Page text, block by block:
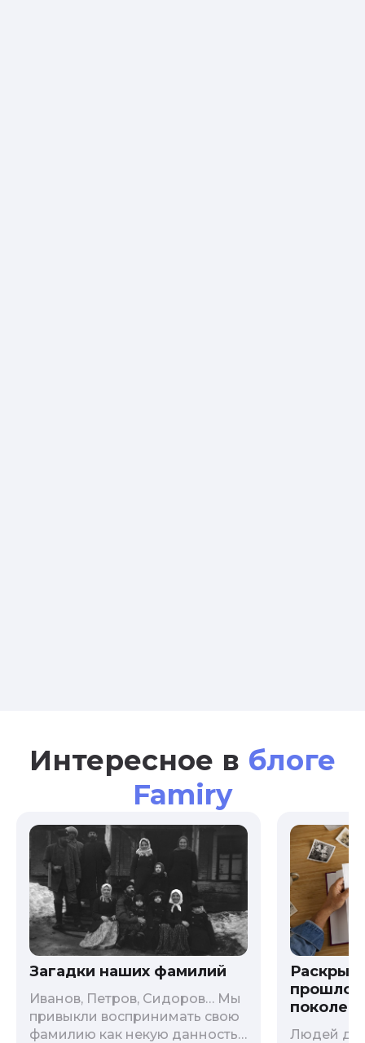
Интересное в блоге
Famiry
Загадки наших фамилий
Иванов, Петров, Сидоров… Мы
привыкли воспринимать свою
фамилию как некую данность,
Людей